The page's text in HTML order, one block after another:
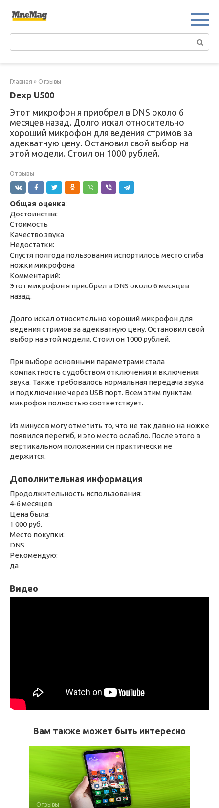
Главная » Отзывы
Dexp U500
Этот микрофон я приобрел в DNS около 6
месяцев назад. Долго искал относительно
хороший микрофон для ведения стримов за
адекватную цену. Остановил свой выбор на
этой модели. Стоил он 1000 рублей.
Отзывы
Общая оценка:
Достоинства:
Стоимость
Качество звука
Недостатки:
Спустя полгода пользования испортилось место сгиба
ножки микрофона
Комментарий:
Этот микрофон я приобрел в DNS около 6 месяцев
назад.
Долго искал относительно хороший микрофон для
ведения стримов за адекватную цену. Остановил свой
выбор на этой модели. Стоил он 1000 рублей.
При выборе основными параметрами стала
компактность с удобством отключения и включения
звука. Также требовалось нормальная передача звука
и подключение через USB порт. Всем этим пунктам
микрофон полностью соответствует.
Из минусов могу отметить то, что не так давно на ножке
появился перегиб, и это место ослабло. После этого в
вертикальном положении он практически не
держится.
Дополнительная информация
Продолжительность использования:
4-6 месяцев
Цена была:
1 000 руб.
Место покупки:
DNS
Рекомендую:
да
Видео
Вам также может быть интересно
Отзывы